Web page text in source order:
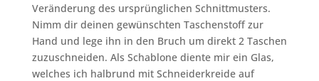
Veränderung des ursprünglichen Schnittmusters.
Nimm dir deinen gewünschten Taschenstoff zur
Hand und lege ihn in den Bruch um direkt 2 Taschen
zuzuschneiden. Als Schablone diente mir ein Glas,
welches ich halbrund mit Schneiderkreide auf